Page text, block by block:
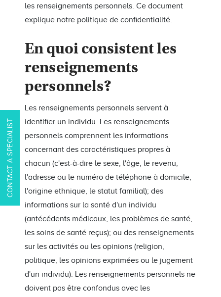
CONTACT A SPECIALIST
les renseignements personnels. Ce document
explique notre politique de confidentialité.
En quoi consistent les
renseignements
personnels?
Les renseignements personnels servent à
identifier un individu. Les renseignements
personnels comprennent les informations
concernant des caractéristiques propres à
chacun (c'est-à-dire le sexe, l'âge, le revenu,
l'adresse ou le numéro de téléphone à domicile,
l'origine ethnique, le statut familial); des
informations sur la santé d'un individu
(antécédents médicaux, les problèmes de santé,
les soins de santé reçus); ou des renseignements
sur les activités ou les opinions (religion,
politique, les opinions exprimées ou le jugement
d'un individu). Les renseignements personnels ne
doivent pas être confondus avec les